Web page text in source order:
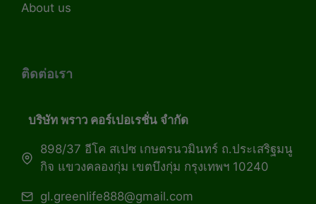
About us
ติดต่อเรา
บริษัท พราว คอร์เปอเรชั่น จำกัด
898/37 อีโค สเปซ เกษตรนวมินทร์ ถ.ประเสริฐมนู
กิจ แขวงคลองกุ่ม เขตบึงกุ่ม กรุงเทพฯ 10240
gl.greenlife888@gmail.com